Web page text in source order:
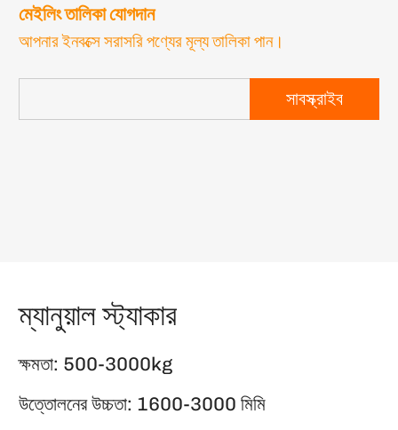
মেইলিং তালিকা যোগদান
আপনার ইনবক্সে সরাসরি পণ্যের মূল্য তালিকা পান।
সাবস্ক্রাইব
ম্যানুয়াল স্ট্যাকার
ক্ষমতা: 500-3000kg
উত্তোলনের উচ্চতা: 1600-3000 মিমি